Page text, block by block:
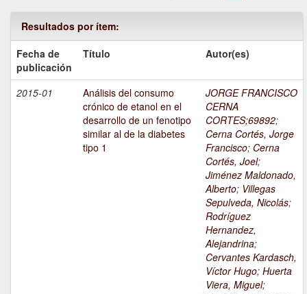
Resultados por ítem:
Fecha de
publicación
Título Autor(es)
2015-01
Análisis del consumo
crónico de etanol en el
desarrollo de un fenotipo
similar al de la diabetes
tipo 1
JORGE FRANCISCO
CERNA
CORTES;69892;
Cerna Cortés, Jorge
Francisco; Cerna
Cortés, Joel;
Jiménez Maldonado,
Alberto; Villegas
Sepulveda, Nicolás;
Rodríguez
Hernandez,
Alejandrina;
Cervantes Kardasch,
Víctor Hugo; Huerta
Viera, Miguel;